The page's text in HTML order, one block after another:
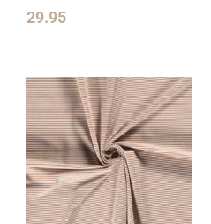
29.95